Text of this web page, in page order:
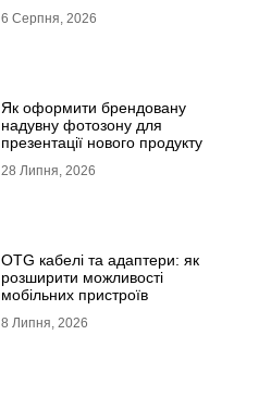
6 Серпня, 2026
Як оформити брендовану
надувну фотозону для
презентації нового продукту
28 Липня, 2026
OTG кабелі та адаптери: як
розширити можливості
мобільних пристроїв
8 Липня, 2026